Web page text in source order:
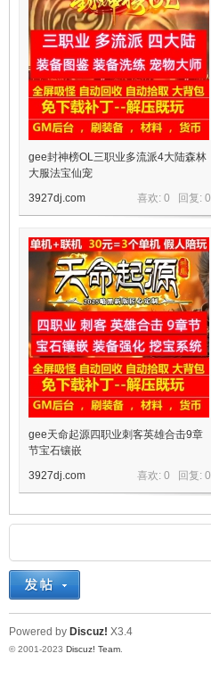
gee封神榜OL三职业多流派4大陆森林
大服法宝仙宠
喜欢: 0 回复: 0
3927dj.com
gee天命起源四职业刺客英雄合击9章
节宝石镶嵌
喜欢: 0 回复: 0
3927dj.com
Powered by Discuz! X3.4
© 2001-2023 Discuz! Team.